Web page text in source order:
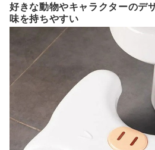
好きな動物やキャラクターのデ
味を持ちやすい